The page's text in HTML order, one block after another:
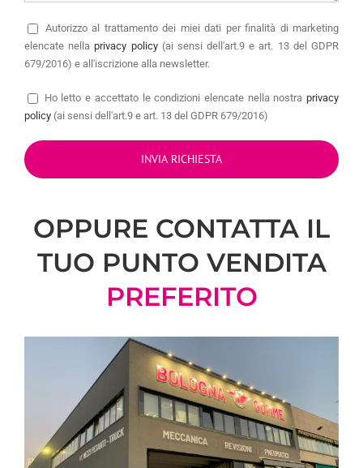
Autorizzo al trattamento dei miei dati per finalità di marketing
elencate nella privacy policy(ai sensi dell'art.9 e art. 13 del GDPR
679/2016) e all'iscrizione alla newsletter.
Ho letto e accettato le condizioni elencate nella nostra privacy
policy (ai sensi dell'art.9 e art. 13 del GDPR 679/2016)
OPPURE CONTATTA IL
TUO PUNTO VENDITA
PREFERITO